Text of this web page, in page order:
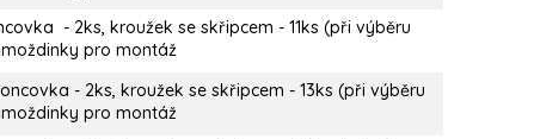
- 2ks, kroužek se skřipcem - 11ks (při výběru
pro montáž
- 2ks, kroužek se skřipcem - 13ks (při výběru
pro montáž